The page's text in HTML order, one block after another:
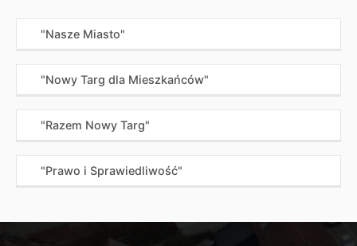
"Nasze Miasto"
"Nowy Targ dla Mieszkańców"
"Razem Nowy Targ"
"Prawo i Sprawiedliwość"